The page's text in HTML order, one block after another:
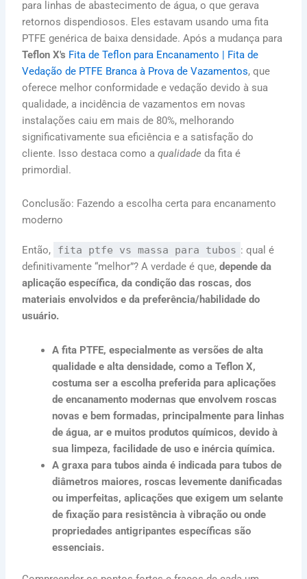
para linhas de abastecimento de água, o que gerava
retornos dispendiosos. Eles estavam usando uma fita
PTFE genérica de baixa densidade. Após a mudança para
Teflon X's Fita de Teflon para Encanamento | Fita de
Vedação de PTFE Branca à Prova de Vazamentos, que
oferece melhor conformidade e vedação devido à sua
qualidade, a incidência de vazamentos em novas
instalações caiu em mais de 80%, melhorando
significativamente sua eficiência e a satisfação do
cliente. Isso destaca como aqualidade da fita é
primordial.
Conclusão: Fazendo a escolha certa para encanamento
moderno
Então, fita ptfe vs massa para tubos : qual é
definitivamente “melhor”? A verdade é que,depende da
aplicação específica, da condição das roscas, dos
materiais envolvidos e da preferência/habilidade do
usuário.
A fita PTFE, especialmente as versões de alta
qualidade e alta densidade, como a Teflon X,
costuma ser a escolha preferida para aplicações
de encanamento modernas que envolvem roscas
novas e bem formadas, principalmente para linhas
de água, ar e muitos produtos químicos, devido à
sua limpeza, facilidade de uso e inércia química.
A graxa para tubos ainda é indicada para tubos de
diâmetros maiores, roscas levemente danificadas
ou imperfeitas, aplicações que exigem um selante
de fixação para resistência à vibração ou onde
propriedades antigripantes específicas são
essenciais.